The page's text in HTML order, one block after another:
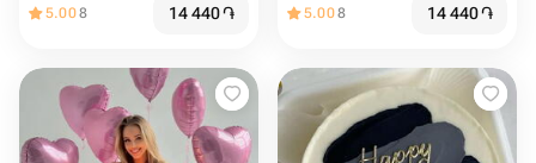
5.008 14 440֏ 5.008 14 440֏